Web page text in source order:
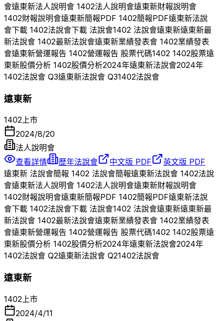
會遠東新法人說明會 1402法人說明會遠東新財報說明會
1402財報說明會遠東新簡報PDF 1402簡報PDF遠東新法說
會下載 1402法說會下載 法說會1402 法說會遠東新遠東新最
新法說會 1402最新法說會遠東新業績發表會 1402業績發表
會遠東新營運報告 1402營運報告 股票代碼1402 1402股票遠
東新股價分析 1402股價分析2024年遠東新法說會2024年
1402法說會 Q3遠東新法說會 Q31402法說會
遠東新
1402上市
2024/8/20
法人說明會
查看詳情
歷年法說會 中文版 PDF
英文版 PDF
遠東新 法說會簡報 1402 法說會簡報遠東新法說會 1402法說
會遠東新法人說明會 1402法人說明會遠東新財報說明會
1402財報說明會遠東新簡報PDF 1402簡報PDF遠東新法說
會下載 1402法說會下載 法說會1402 法說會遠東新遠東新最
新法說會 1402最新法說會遠東新業績發表會 1402業績發表
會遠東新營運報告 1402營運報告 股票代碼1402 1402股票遠
東新股價分析 1402股價分析2024年遠東新法說會2024年
1402法說會 Q2遠東新法說會 Q21402法說會
遠東新
1402 上市
2024/4/11